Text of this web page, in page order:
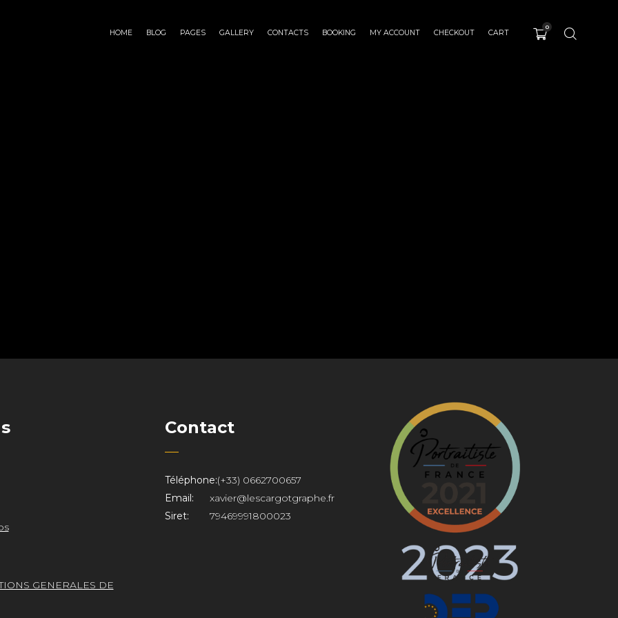
HOME BLOG PAGES GALLERY CONTACTS BOOKING MY ACCOUNT CHECKOUT CART
0
GENERALES DE
Contact
Téléphone:(+33) 0662700657
Email:
xavier@lescargotgraphe.fr
Siret:
79469991800023